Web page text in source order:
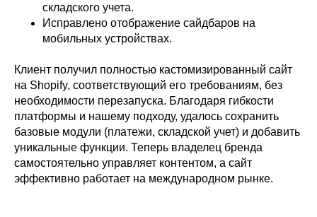
складского учета.
Исправлено отображение сайдбаров на
мобильных устройствах.
Клиент получил полностью кастомизированный сайт
на Shopify, соответствующий его требованиям, без
необходимости перезапуска. Благодаря гибкости
платформы и нашему подходу, удалось сохранить
базовые модули (платежи, складской учет) и добавить
уникальные функции. Теперь владелец бренда
самостоятельно управляет контентом, а сайт
эффективно работает на международном рынке.